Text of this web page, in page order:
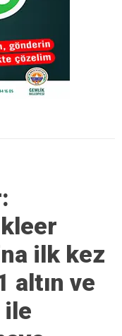
ilk kez
altın ve
ile